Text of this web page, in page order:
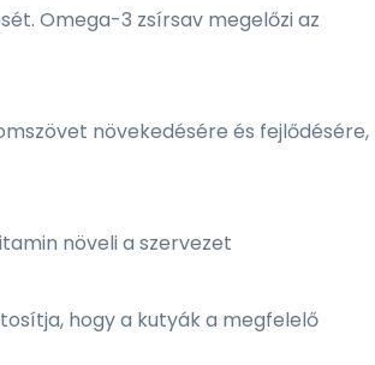
Omega-3 zsírsav megelőzi az
növekedésére és fejlődésére,
növeli a szervezet
hogy a kutyák a megfelelő